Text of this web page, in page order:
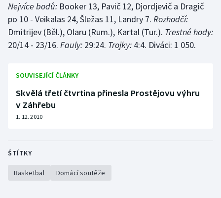
Plavání
Plážový volejbal
Rychlostní kanoistika
Sportovní střelba
Nejvíce bodů: Booker 13, Pavič 12, Djordjevič a Dragič
po 10 - Veikalas 24, Šležas 11, Landry 7. Rozhodčí:
Dmitrijev (Běl.), Olaru (Rum.), Kartal (Tur.). Trestné hody:
20/14 - 23/16. Fauly: 29:24. Trojky: 4:4. Diváci: 1 050.
SOUVISEJÍCÍ ČLÁNKY
Skvělá třetí čtvrtina přinesla Prostějovu výhru
v Záhřebu
1. 12. 2010
ŠTÍTKY
Basketbal Domácí soutěže